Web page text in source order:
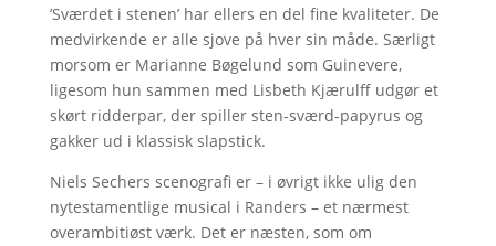
’Sværdet i stenen’ har ellers en del fine kvaliteter. De
medvirkende er alle sjove på hver sin måde. Særligt
morsom er Marianne Bøgelund som Guinevere,
ligesom hun sammen med Lisbeth Kjærulff udgør et
skørt ridderpar, der spiller sten-sværd-papyrus og
gakker ud i klassisk slapstick.
Niels Sechers scenografi er – i øvrigt ikke ulig den
nytestamentlige musical i Randers – et nærmest
overambitiøst værk. Det er næsten, som om